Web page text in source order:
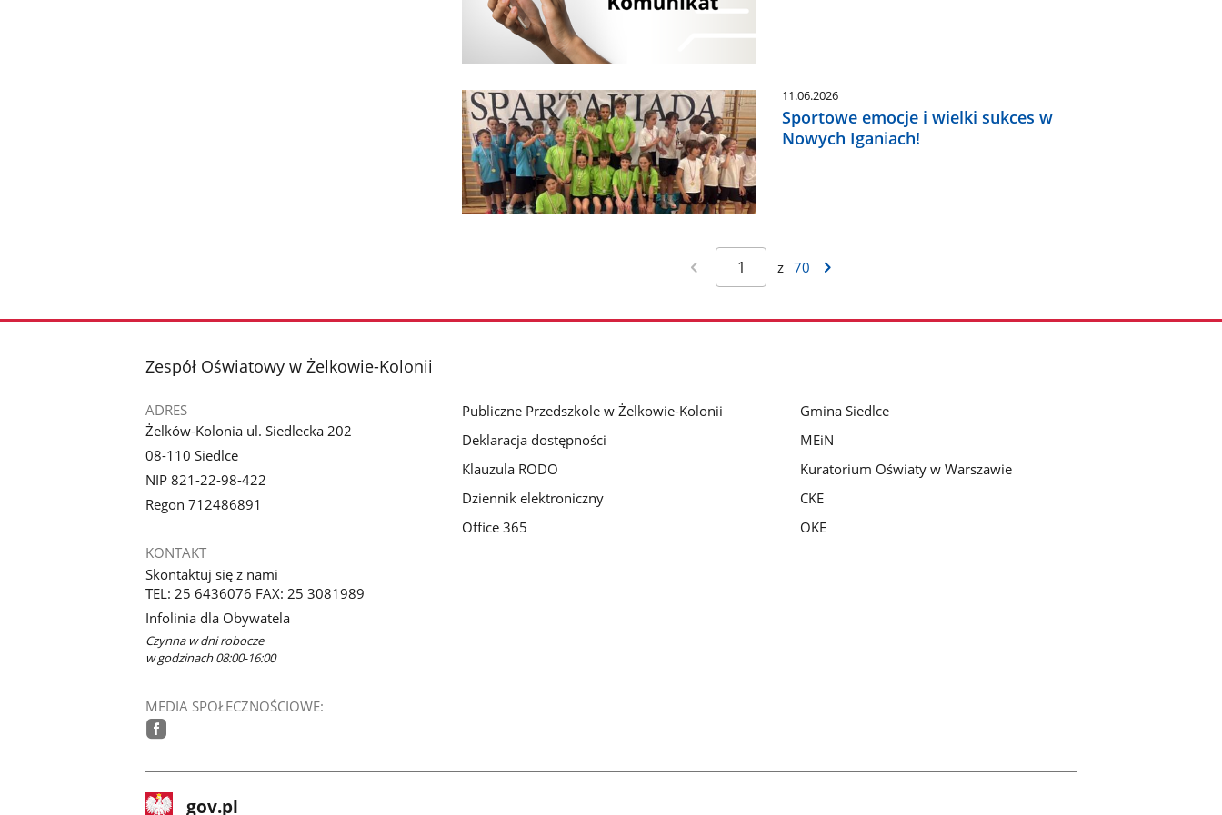
11.06.2026
Sportowe emocje i wielki sukces w
Nowych Iganiach!
z 70
stopka
Zespół Oświatowy w Żelkowie-Kolonii
ADRES
Żelków-Kolonia ul. Siedlecka 202
08-110 Siedlce
NIP 821-22-98-422
Regon 712486891
KONTAKT
Skontaktuj się z nami
TEL: 25 6436076 FAX: 25 3081989
Infolinia dla Obywatela
Czynna w dni robocze
w godzinach 08:00-16:00
MEDIA SPOŁECZNOŚCIOWE:
Publiczne Przedszkole w Żelkowie-Kolonii
Deklaracja dostępności
Klauzula RODO
Dziennik elektroniczny
Office 365
Gmina Siedlce
MEiN
Kuratorium Oświaty w Warszawie
CKE
OKE
stopkaStrona
gov.pl